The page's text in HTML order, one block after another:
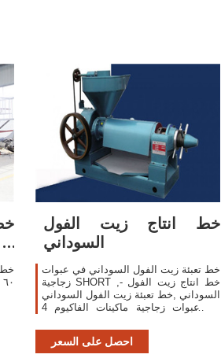
خط
خط انتاج زيت الفول
السوداني
خط تعبئة زيت الفول السوداني في عبوات
زجاجية SHORT ,- خط انتاج زيت الفول
السوداني ,خط تعبئة زيت الفول السوداني
في عبوات زجاجية ماكينات الفاكيوم 4
Social Icons Pages اتصل بنا Popular
Posts سعر ماكينة تعبئة الزيت و تعبئة
احصل على السعر